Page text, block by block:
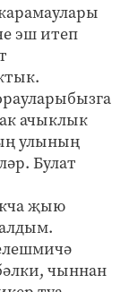
эш итеп
ачыклык
улының
Булат
җыю
чыннан